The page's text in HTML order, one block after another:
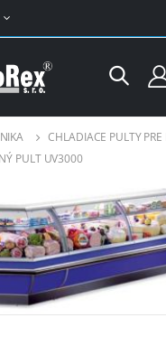
CHLADIACE PULTY PRE
PULT UV3000